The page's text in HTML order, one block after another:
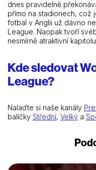
dnes pravidelně
přímo na stadionech, což
fotbal v Anglii už dávno
League. Naopak tvoří
nesmírně atraktivní
Kde sledovat
League?
Nalaďte si naše kanály
balíčky Střední, Velký a